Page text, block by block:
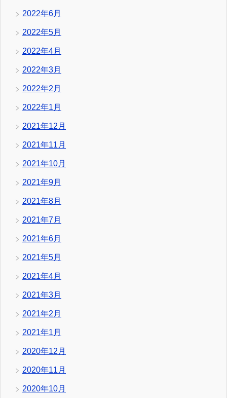
2022年6月
2022年5月
2022年4月
2022年3月
2022年2月
2022年1月
2021年12月
2021年11月
2021年10月
2021年9月
2021年8月
2021年7月
2021年6月
2021年5月
2021年4月
2021年3月
2021年2月
2021年1月
2020年12月
2020年11月
2020年10月